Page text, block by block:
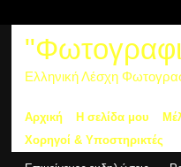
Ελληνική Λέσχη
Αρχική Η σελίδα μου
Χορηγοί & Υποστηρικτές